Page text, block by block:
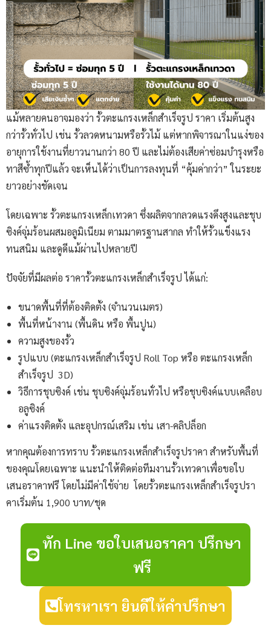
แม้หลายคนอาจมองว่า รั้วตะแกรงเหล็กสําเร็จรูป ราคา เริ่มต้นสูง
กว่ารั้วทั่วไป เช่น รั้วลวดหนามหรือรั้วไม้ แต่หากพิจารณาในแง่ของ
อายุการใช้งานที่ยาวนานกว่า 80 ปี และไม่ต้องเสียค่าซ่อมบำรุงหรือ
ทาสีซ้ำทุกปีแล้ว จะเห็นได้ว่าเป็นการลงทุนที่ “คุ้มค่ากว่า” ในระยะ
ยาวอย่างชัดเจน
โดยเฉพาะ รั้วตะแกรงเหล็กเทวดา ซึ่งผลิตจากลวดแรงดึงสูงและชุบ
ซิงค์จุ่มร้อนผสมอลูมิเนียม ตามมาตรฐานสากล ทำให้รั้วแข็งแรง
ทนสนิม และดูดีแม้ผ่านไปหลายปี
ปัจจัยที่มีผลต่อ ราคารั้วตะแกรงเหล็กสำเร็จรูป ได้แก่:
ขนาดพื้นที่ที่ต้องติดตั้ง (จำนวนเมตร)
พื้นที่หน้างาน (พื้นดิน หรือ พื้นปูน)
ความสูงของรั้ว
รูปแบบ (ตะแกรงเหล็กสำเร็จรูป Roll Top หรือ ตะแกรงเหล็ก
สำเร็จรูป 3D)
วิธีการชุบซิงค์ เช่น ชุบซิงค์จุ่มร้อนทั่วไป หรือชุบซิงค์แบบเคลือบ
อลูซิงค์
ค่าแรงติดตั้ง และอุปกรณ์เสริม เช่น เสา-คลิปล็อก
หากคุณต้องการทราบ รั้วตะแกรงเหล็กสําเร็จรูปราคา สำหรับพื้นที่
ของคุณโดยเฉพาะ แนะนำให้ติดต่อทีมงานรั้วเทวดาเพื่อขอใบ
เสนอราคาฟรี โดยไม่มีค่าใช้จ่าย โดยรั้วตะแกรงเหล็กสําเร็จรูปรา
คาเริ่มต้น 1,900 บาท/ชุด
ทัก Line ขอใบเสนอราคา ปรึกษา
ฟรี
โทรหาเรา ยินดีให้คำปรึกษา